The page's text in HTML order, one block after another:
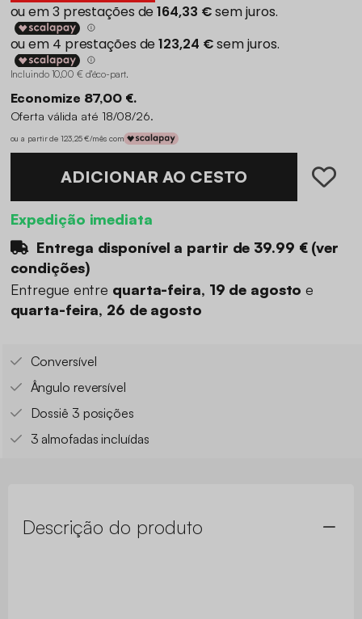
Incluindo 10,00 € d'éco-part.
Economize 87,00 €.
Oferta válida até 18/08/26.
ou a partir de 123,25 €/mês com
ADICIONAR AO CESTO
Expedição imediata
Entrega disponível a partir de 39.99 €(ver
condições)
Entregue entre quarta-feira, 19 de agostoe
quarta-feira, 26 de agosto
Conversível
Ângulo reversível
Dossiê 3 posições
3 almofadas incluídas
Descrição do produto